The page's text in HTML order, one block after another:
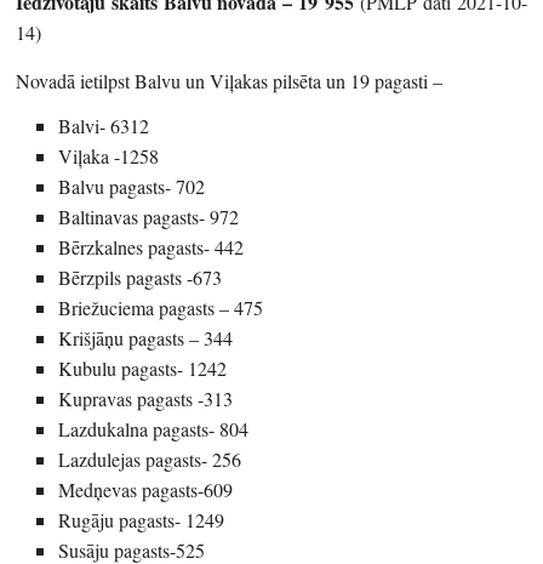
14)
Novadā ietilpst Balvu un Viļakas pilsēta un 19 pagasti –
Balvi- 6312
Viļaka -1258
Balvu pagasts- 702
Baltinavas pagasts- 972
Bērzkalnes pagasts- 442
Bērzpils pagasts -673
Briežuciema pagasts – 475
Krišjāņu pagasts – 344
Kubulu pagasts- 1242
Kupravas pagasts -313
Lazdukalna pagasts- 804
Lazdulejas pagasts- 256
Medņevas pagasts-609
Rugāju pagasts- 1249
Susāju pagasts-525